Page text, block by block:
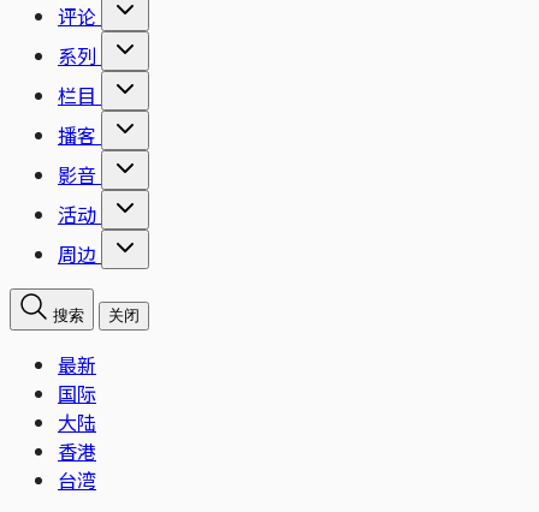
评论
系列
栏目
播客
影音
活动
周边
搜索 关闭
最新
国际
大陆
香港
台湾